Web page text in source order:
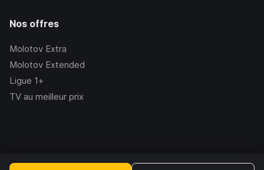
Nos offres
Molotov Extra
Molotov Extended
Ligue 1+
TV au meilleur prix